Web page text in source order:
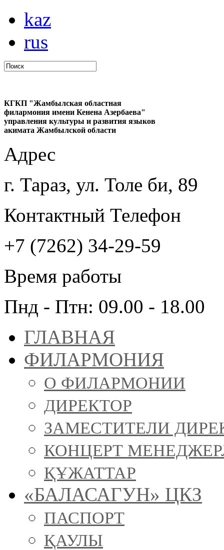
kaz
rus
КГКП "Жамбылская областная
филармония имени Кенена Азербаева"
управления культуры и развития языков
акимата Жамбылской области
Адрес
г. Тараз, ул. Толе би, 89
Контактный Телефон
+7 (7262) 34-29-59
Время работы
Пнд - Птн: 09.00 - 18.00
ГЛАВНАЯ
ФИЛАРМОНИЯ
О ФИЛАРМОНИИ
ДИРЕКТОР
ЗАМЕСТИТЕЛИ
КОНЦЕРТ
ҚҰЖАТТАР
«БАЛАСАГУН» ЦКЗ
ПАСПОРТ
ҚАУЛЫ